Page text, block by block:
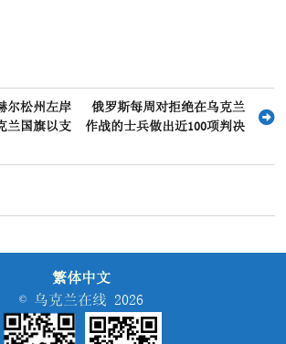
尔松州左岸
兰国旗以支
俄罗斯每周对拒绝在乌克兰
作战的士兵做出近100项判决
繁体中文
© 乌克兰在线 2026